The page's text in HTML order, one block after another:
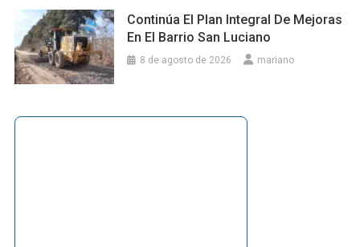
Continúa El Plan Integral De Mejoras
En El Barrio San Luciano
8 de agosto de 2026 mariano